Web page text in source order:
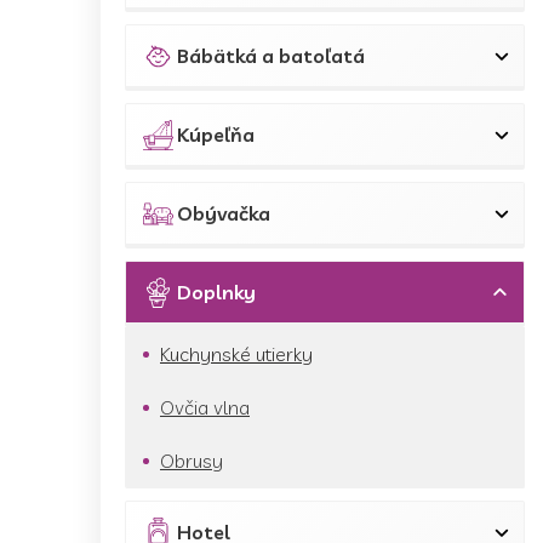
Bábätká a batoľatá
Kúpeľňa
Obývačka
Doplnky
Kuchynské utierky
Ovčia vlna
Obrusy
Hotel